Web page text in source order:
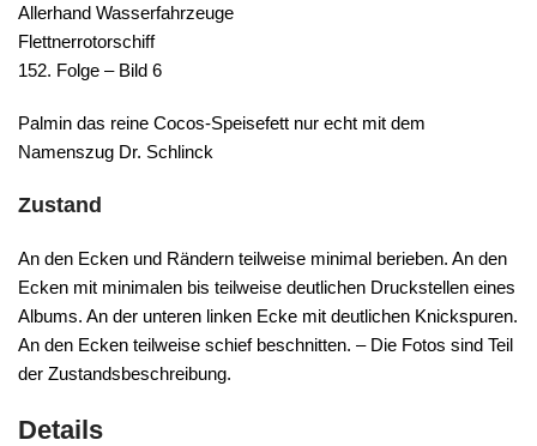
Allerhand Wasserfahrzeuge
Flettnerrotorschiff
152. Folge – Bild 6
Palmin das reine Cocos-Speisefett nur echt mit dem
Namenszug Dr. Schlinck
Zustand
An den Ecken und Rändern teilweise minimal berieben. An den
Ecken mit minimalen bis teilweise deutlichen Druckstellen eines
Albums. An der unteren linken Ecke mit deutlichen Knickspuren.
An den Ecken teilweise schief beschnitten. – Die Fotos sind Teil
der Zustandsbeschreibung.
Details